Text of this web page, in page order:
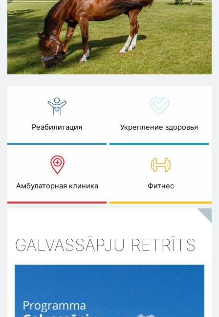
Реабилитация Укрепление здоровья
Амбулаторная клиника Фитнес
GALVASSĀPJU RETRĪTS